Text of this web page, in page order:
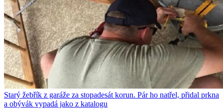
Starý žebřík z garáže za stopadesát korun. Pár ho natřel, přidal prkna
a obývák vypadá jako z katalogu